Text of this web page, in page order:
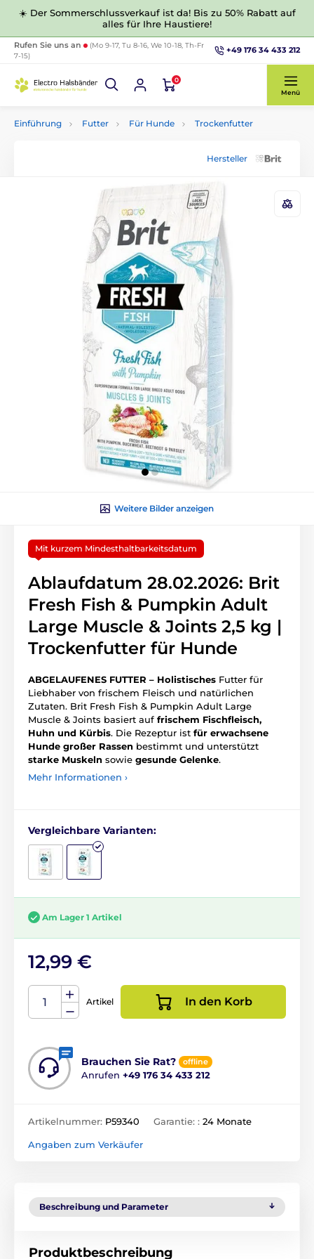
☀️ Der Sommerschlussverkauf ist da! Bis zu 50% Rabatt auf
alles für Ihre Haustiere!
Rufen Sie uns an
(Mo 9-17, Tu 8-16, We 10-18, Th-Fr
7-15)
+49 176 34 433 212
0
Menü
Einführung Futter Für Hunde Trockenfutter
Hersteller
Weitere Bilder anzeigen
Mit kurzem Mindesthaltbarkeitsdatum
Ablaufdatum 28.02.2026: Brit
Fresh Fish & Pumpkin Adult
Large Muscle & Joints 2,5 kg |
Trockenfutter für Hunde
ABGELAUFENES FUTTER – Holistisches Futter für
Liebhaber von frischem Fleisch und natürlichen
Zutaten. Brit Fresh Fish & Pumpkin Adult Large
Muscle & Joints basiert auf frischem Fischfleisch,
Huhn und Kürbis. Die Rezeptur ist für erwachsene
Hunde großer Rassen bestimmt und unterstützt
starke Muskeln sowie gesunde Gelenke.
Mehr Informationen ›
Vergleichbare Varianten:
Am Lager 1 Artikel
12,99 €
Artikel In den Korb
Brauchen Sie Rat? offline
Anrufen +49 176 34 433 212
Artikelnummer: P59340 Garantie: : 24 Monate
Angaben zum Verkäufer
Beschreibung und Parameter
Produktbeschreibung